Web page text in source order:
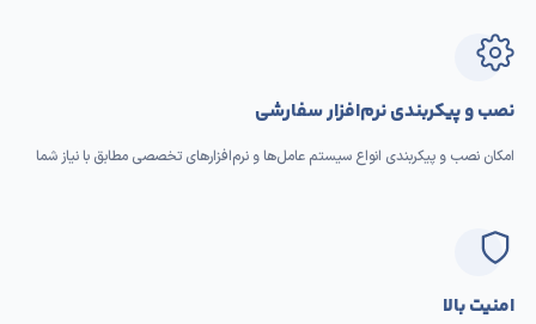
نصب و پیکربندی نرم‌افزار سفارشی
امکان نصب و پیکربندی انواع سیستم عامل‌ها و نرم‌افزارهای تخصصی مطابق با نیاز شما
امنیت بالا